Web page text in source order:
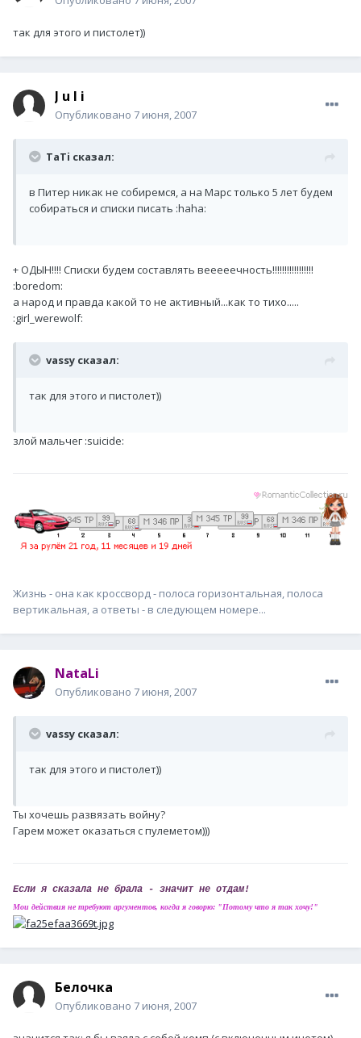
так для этого и пистолет))
J u l i
Опубликовано 7 июня, 2007
TaTi сказал:
в Питер никак не собиремся, а на Марс только 5 лет будем
собираться и списки писать :haha:
+ ОДЫН!!!! Списки будем составлять вееееечность!!!!!!!!!!!!!!!!!
:boredom:
а народ и правда какой то не активный...как то тихо.....
:girl_werewolf:
vassy сказал:
так для этого и пистолет))
злой мальчег :suicide:
Жизнь - она как кроссворд - полоса горизонтальная, полоса
вертикальная, а ответы - в следующем номере...
NataLi
Опубликовано 7 июня, 2007
vassy сказал:
так для этого и пистолет))
Ты хочешь развязать войну?
Гарем может оказаться с пулеметом)))
Если я сказала не брала - значит не отдам!
Мои действия не требуют аргументов, когда я говорю: "Потому что я так хочу!"
Белочка
Опубликовано 7 июня, 2007